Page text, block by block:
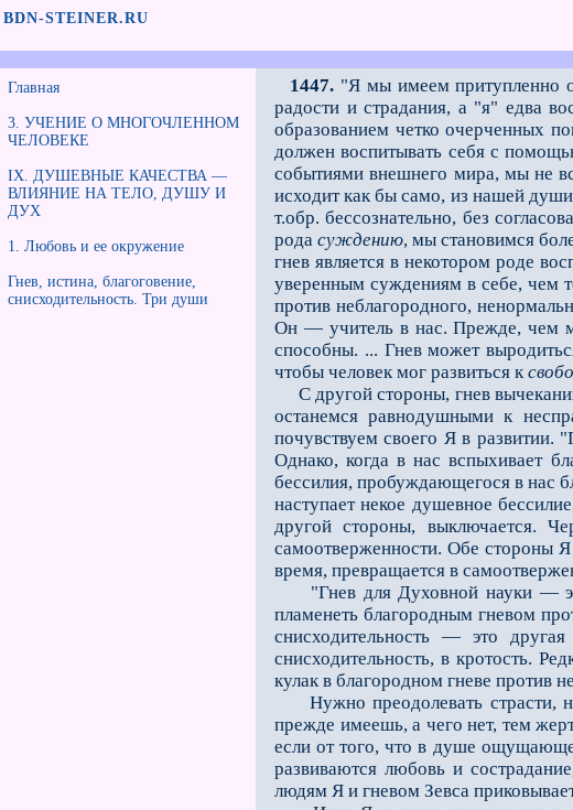
BDN-STEINER.RU
Главная
3. УЧЕНИЕ О МНОГОЧЛЕННОМ
ЧЕЛОВЕКЕ
IX. ДУШЕВНЫЕ КАЧЕСТВА —
ВЛИЯНИЕ НА ТЕЛО, ДУШУ И
ДУХ
1. Любовь и ее окружение
Гнев, истина, благоговение,
снисходительность. Три души
1447. "Я мы имеем притупленно
радости и страдания, а "я" едва
образованием четко очерченных
должен воспитывать себя с
событиями внешнего мира, мы не
исходит как бы само, из нашей
т.обр. бессознательно, без
родасуждению, мы становимся
гнев является в некотором роде
уверенным суждениям в себе, чем
против неблагородного,
Он — учитель в нас. Преж­де, чем
способны. ... Гнев может
чтобы человек мог развиться к
С другой стороны, гнев
останемся равнодушными к
почувствуем своего Я в развитии.
Однако, когда в нас вспыхивает
бессилия, пробуждающегося в нас
наступает некое душевное
другой стороны, выключается.
самоотверженности. Обе стороны Я
время, превращается в
"Гнев для Духовной науки — это
пламенеть благородным гневом
снисходительность — это
снисходитель­ность, в кротость.
кулак в благородном гневе против
Нужно преодолевать страсти,
прежде имеешь, а чего нет, тем
если от того, что в душе
развиваются любовь и
людям Я и гневом Зевса